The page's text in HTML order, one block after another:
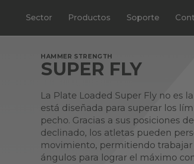
Sector Productos Soporte
HAMMER STRENGTH
SUPER FLY
La Plate Loaded Super Fly no es
está diseñada para superar los
pecho. Gracias a sus posiciones
declinado, los atletas pueden
movimiento, permitiendo
ángulos para lograr el máximo